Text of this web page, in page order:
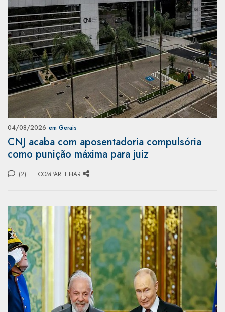
04/08/2026 em Gerais
CNJ acaba com aposentadoria compulsória
como punição máxima para juiz
(2) COMPARTILHAR